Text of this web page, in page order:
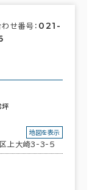
せ番号： 021-
坪
区上大崎3-3-5
地図を表示